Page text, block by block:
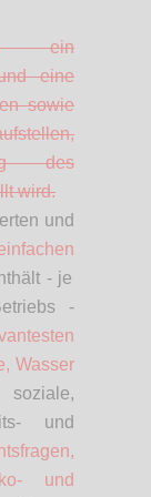
ein
eine
sowie
des
wird.
und
- je
-
Wasser
soziale,
und
und